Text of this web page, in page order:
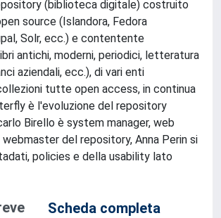
(biblioteca digitale) costruito
source (Islandora, Fedora
Solr, ecc.) e contentente
antichi, moderni, periodici, letteratura
aziendali, ecc.), di vari enti
tutte open access, in continua
è l'evoluzione del repository
Birello è system manager, web
del repository, Anna Perin si
policies e della usability lato
Scheda completa